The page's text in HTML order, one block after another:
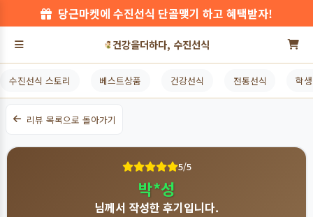
당근마켓에 수진선식 단골맺기 하고 혜택받자!
건강을더하다, 수진선식
수진선식 스토리 베스트상품 건강선식 전통선식 학
리뷰 목록으로 돌아가기
5/5
박*성
님께서 작성한 후기입니다.